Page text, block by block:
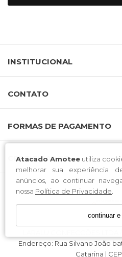
Atacado Amotee utiliza
melhorar sua experiência
anúncios, ao continuar
nossa Política de Privacidade
continuar
INSTITUCIONAL
CONTATO
FORMAS DE PAGAMENTO
CERTIFICADOS
Endereço: Rua Silvano João
Catarina | CEP